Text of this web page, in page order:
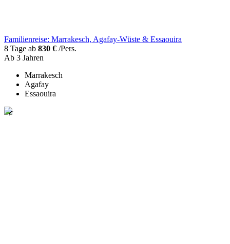
Familienreise: Marrakesch, Agafay-Wüste & Essaouira
8 Tage ab 830 € /Pers.
Ab 3 Jahren
Marrakesch
Agafay
Essaouira